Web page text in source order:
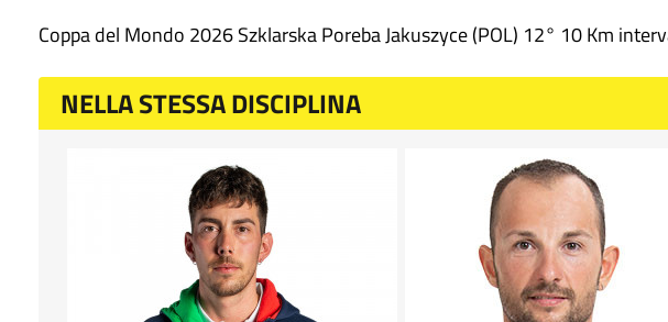
Coppa del Mondo 2026 Szklarska Poreba Jakuszyce (POL) 12° 10 Km
NELLA STESSA DISCIPLINA